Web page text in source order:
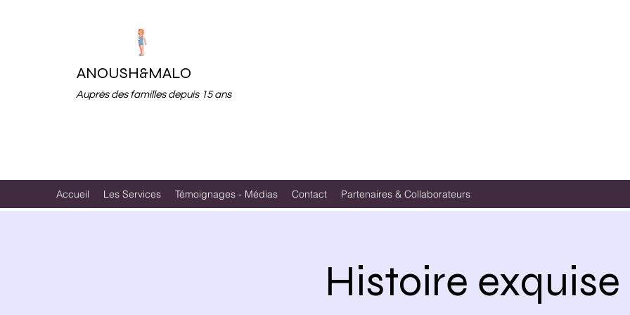
ANOUSH&MALO
Auprès des familles depuis 15 ans
Accueil Les Services Témoignages - Médias Contact Partenaires & Collaborateurs
Histoire exquise